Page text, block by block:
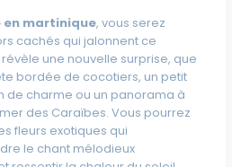
en martinique, vous serez
cachés qui jalonnent ce
une nouvelle surprise, que
bordée de cocotiers, un petit
de charme ou un panorama à
des Caraïbes. Vous pourrez
fleurs exotiques qui
le chant mélodieux